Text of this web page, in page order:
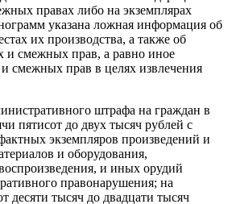
правах либо на экземплярах
указана ложная информация об
их производства, а также об
и смежных прав, а равно иное
смежных прав в целях извлечения
штрафа на граждан в
пятисот до двух тысяч рублей с
экземпляров произведений и
и оборудования,
и иных орудий
правонарушения; на
тысяч до двадцати тысяч